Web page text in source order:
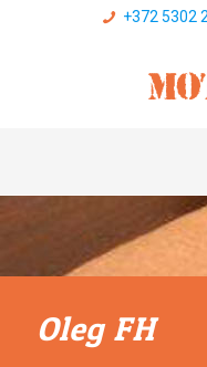
+372 5302
Oleg FH